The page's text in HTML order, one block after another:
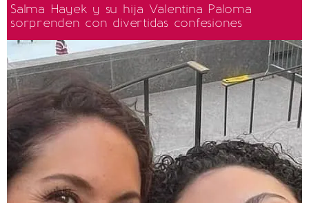
Salma Hayek y su hija Valentina Paloma
sorprenden con divertidas confesiones